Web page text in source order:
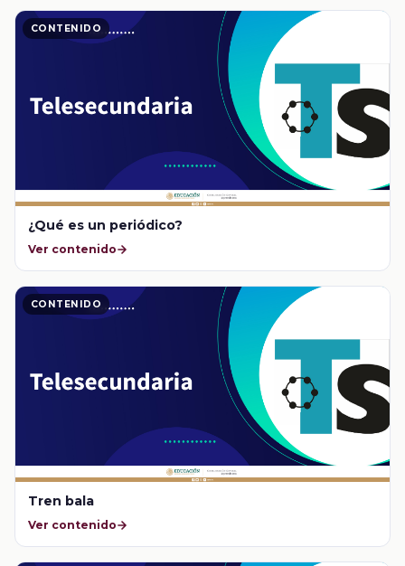
CONTENIDO
¿Qué es un periódico?
Ver contenido
CONTENIDO
Tren bala
Ver contenido